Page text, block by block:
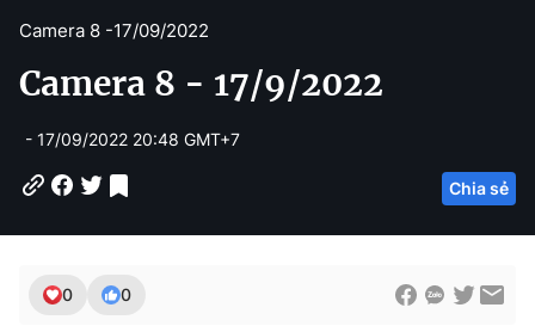
r
n
r
Camera 8 -17/09/2022
Camera 8 - 17/9/2022
- 17/09/2022 20:48 GMT+7
Chia sẻ
0 0